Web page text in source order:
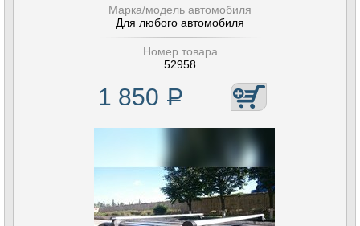
Марка/модель автомобиля
Для любого автомобиля
Номер товара
52958
1 850 Р